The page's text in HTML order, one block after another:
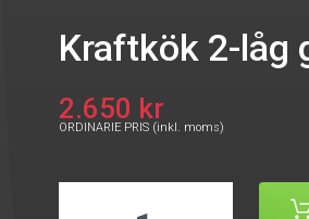
Kraftkök 2-låg
2.650 kr
ORDINARIE PRIS (inkl. moms)